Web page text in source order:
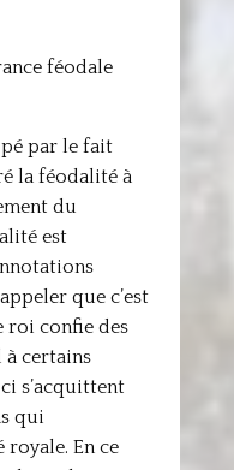
féodale
par le fait
la féodalité à
du
est
que c’est
roi confie des
certains
s’acquittent
qui
En ce